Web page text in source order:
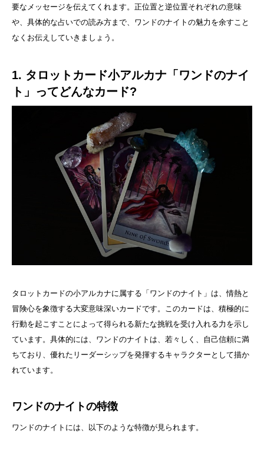
要なメッセージを伝えてくれます。正位置と逆位置それぞれの意味
や、具体的な占いでの読み方まで、ワンドのナイトの魅力を余すこと
なくお伝えしていきましょう。
1. タロットカード小アルカナ「ワンドのナイ
ト」ってどんなカード?
タロットカードの小アルカナに属する「ワンドのナイト」は、情熱と
冒険心を象徴する大変意味深いカードです。このカードは、積極的に
行動を起こすことによって得られる新たな挑戦を受け入れる力を示し
ています。具体的には、ワンドのナイトは、若々しく、自己信頼に満
ちており、優れたリーダーシップを発揮するキャラクターとして描か
れています。
ワンドのナイトの特徴
ワンドのナイトには、以下のような特徴が見られます。